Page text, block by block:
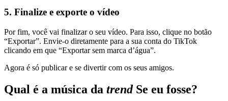
5. Finalize e exporte o vídeo
Por fim, você vai finalizar o seu vídeo. Para isso, clique no botão
“Exportar”. Envie-o diretamente para a sua conta do TikTok
clicando em que “Exportar sem marca d’água”.
Agora é só publicar e se divertir com os seus amigos.
Qual é a música da trendSe eu fosse?